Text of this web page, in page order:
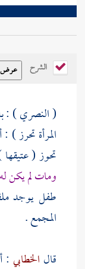
الشرح
(النصري) :
المرأة تحرز )
تحوز (
ومات لم يكن
طفل يوجد
المجمع .
قال الخطابي :